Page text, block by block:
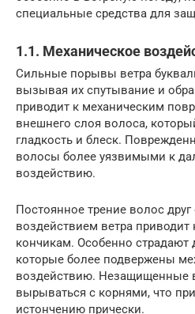
специальные средства для
1.1. Механическое
Сильные порывы ветра
вызывая их спутывание и
приводит к механическим
внешнего слоя волоса,
гладкость и блеск.
волосы более уязвимыми к
воздействию.
Постоянное трение волос
воздействием ветра
кончикам. Особенно
которые более подвержены
воздействию. Незащищенные
вырываться с корнями, что
истончению прически.